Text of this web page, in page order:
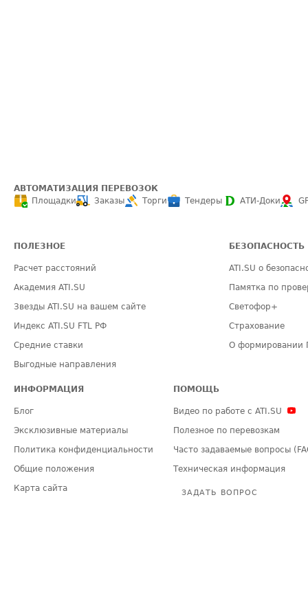
АВТОМАТИЗАЦИЯ ПЕРЕВОЗОК
Площадки
Заказы Торги Тендеры АТИ-Доки
ПОЛЕЗНОЕ
Расчет расстояний
Академия ATI.SU
Звезды ATI.SU на вашем сайте
Индекс ATI.SU FTL РФ
Средние ставки
Выгодные направления
БЕЗОПАСНОСТЬ
ATI.SU о
Памятка по
Светофор+
Страхование
О формировании
ИНФОРМАЦИЯ
Блог
Эксклюзивные материалы
Политика конфиденциальности
Общие положения
Карта сайта
ПОМОЩЬ
Видео по работе с ATI.SU
Полезное по перевозкам
Часто задаваемые вопросы
Техническая информация
ЗАДАТЬ ВОПРОС